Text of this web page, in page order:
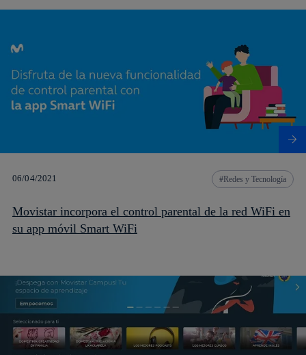
06/04/2021 Redes y Tecnología
Movistar incorpora el control parental de la red WiFi en
su app móvil Smart WiFi